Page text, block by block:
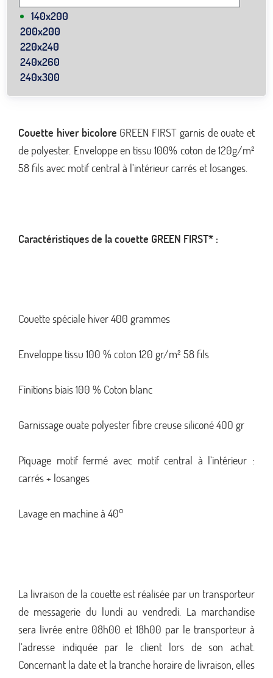
140x200
200x200
220x240
240x260
240x300
Couette hiver bicolore GREEN FIRST garnis de ouate et
de polyester. Enveloppe en tissu 100% coton de 120g/m²
58 fils avec motif central à l’intérieur carrés et losanges.
Caractéristiques de la couette GREEN FIRST* :
Couette spéciale hiver 400 grammes
Enveloppe tissu 100 % coton 120 gr/m² 58 fils
Finitions biais 100 % Coton blanc
Garnissage ouate polyester fibre creuse siliconé 400 gr
Piquage motif fermé avec motif central à l’intérieur :
carrés + losanges
Lavage en machine à 40°
La livraison de la couette est réalisée par un transporteur
de messagerie du lundi au vendredi. La marchandise
sera livrée entre 08h00 et 18h00 par le transporteur à
l'adresse indiquée par le client lors de son achat.
Concernant la date et la tranche horaire de livraison, elles